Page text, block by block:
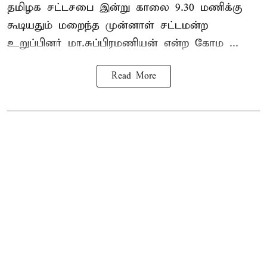
தமிழக சட்டசபை இன்று காலை 9.30 மணிக்கு
கூடியதும் மறைந்த முன்னாள் சட்டமன்ற
உறுப்பினர் மா.சுப்பிரமணியன் என்ற கோம ...
Read More